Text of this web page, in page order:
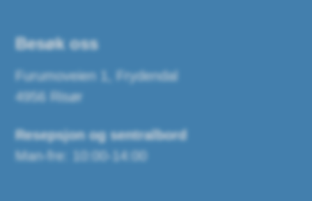
Besøk oss
Furumoveien 1, Frydendal
4956 Risør
Resepsjon og sentralbord
Man-fre: 10:00-14:00